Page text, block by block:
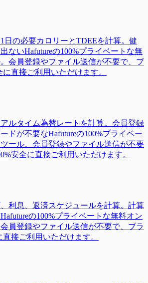
日の必要カロリーとTDEEを計算。健
ないHafutureの100%プライベートな無
会員登録やファイル送信が不要で、ブ
直接ご利用いただけます。
ルタイム為替レートを計算。会員登録
ドが不要なHafutureの100%プライベー
ール。会員登録やファイル送信が不要
安全に直接ご利用いただけます。
利息、返済スケジュールを計算。計算
の100%プライベートな無料オン
員登録やファイル送信が不要で、ブラ
接ご利用いただけます。